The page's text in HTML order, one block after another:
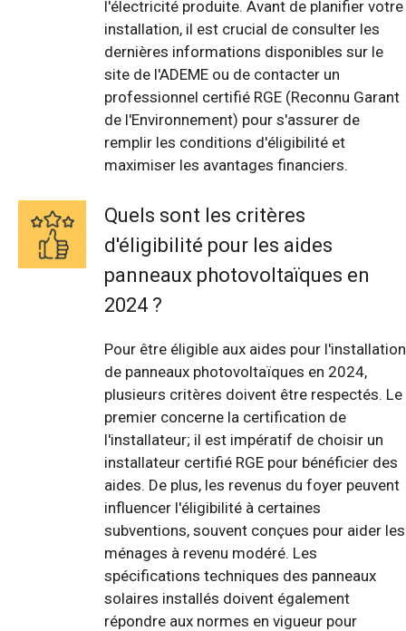
l'électricité produite. Avant de planifier votre
installation, il est crucial de consulter les
dernières informations disponibles sur le
site de l'ADEME ou de contacter un
professionnel certifié RGE (Reconnu Garant
de l'Environnement) pour s'assurer de
remplir les conditions d'éligibilité et
maximiser les avantages financiers.
Quels sont les critères
d'éligibilité pour les aides
panneaux photovoltaïques en
2024 ?
Pour être éligible aux aides pour l'installation
de panneaux photovoltaïques en 2024,
plusieurs critères doivent être respectés. Le
premier concerne la certification de
l'installateur; il est impératif de choisir un
installateur certifié RGE pour bénéficier des
aides. De plus, les revenus du foyer peuvent
influencer l'éligibilité à certaines
subventions, souvent conçues pour aider les
ménages à revenu modéré. Les
spécifications techniques des panneaux
solaires installés doivent également
répondre aux normes en vigueur pour